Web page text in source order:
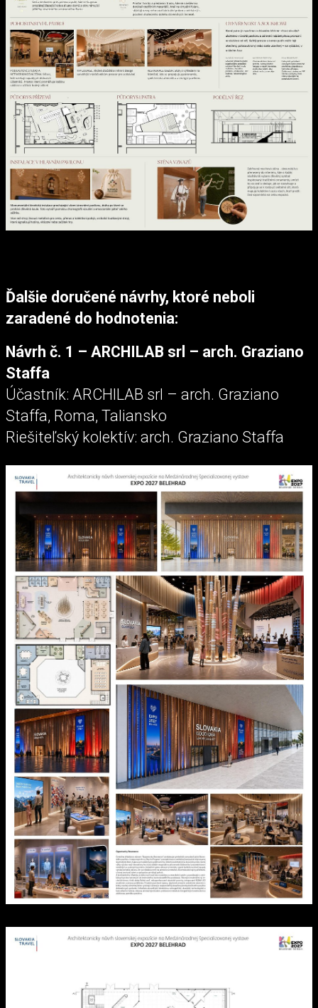
Ďalšie doručené návrhy, ktoré neboli
zaradené do hodnotenia:
Návrh č. 1 – ARCHILAB srl – arch. Graziano
Staffa
Účastník: ARCHILAB srl – arch. Graziano
Staffa, Roma, Taliansko
Riešiteľský kolektív: arch. Graziano Staffa